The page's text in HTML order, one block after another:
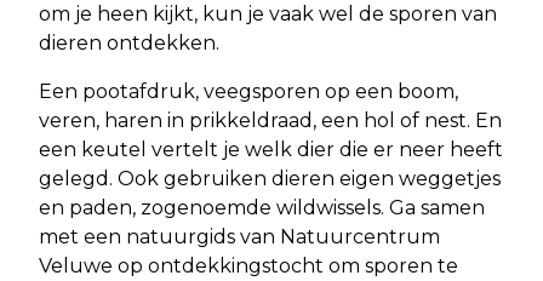
om je heen kijkt, kun je vaak wel de sporen van
dieren ontdekken.
Een pootafdruk, veegsporen op een boom,
veren, haren in prikkeldraad, een hol of nest. En
een keutel vertelt je welk dier die er neer heeft
gelegd. Ook gebruiken dieren eigen weggetjes
en paden, zogenoemde wildwissels. Ga samen
met een natuurgids van Natuurcentrum
Veluwe op ontdekkingstocht om sporen te